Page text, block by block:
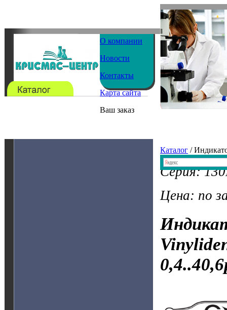
О компании
Новости
Контакты
Карта сайта
Ваш заказ
Каталог /
Серия:
Цена: по